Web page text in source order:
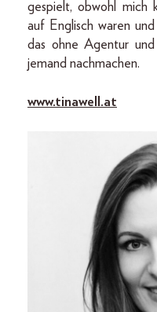
gespielt, obwohl mich
auf Englisch waren
das ohne Agentur
jemand nachmachen.
www.tinawell.at